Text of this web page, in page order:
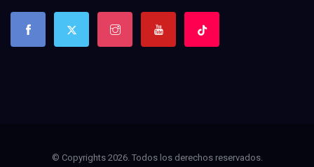
© Copyrights 2026. Todos los derechos reservados.